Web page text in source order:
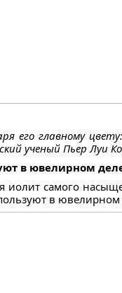
его главному
ученый Пьер Луи
в ювелирном
иолит самого
в ювелирном